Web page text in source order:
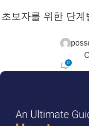
초보자를 위한 단계
0